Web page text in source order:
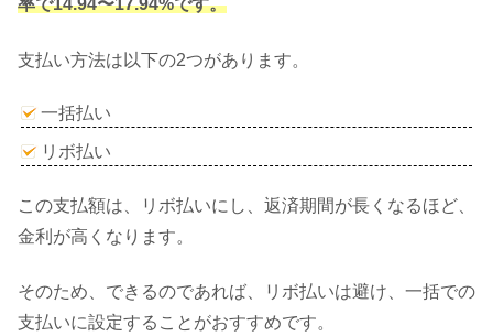
率で14.94〜17.94%です。
支払い方法は以下の2つがあります。
一括払い
リボ払い
この支払額は、リボ払いにし、返済期間が長くなるほど、
金利が高くなります。
そのため、できるのであれば、リボ払いは避け、一括での
支払いに設定することがおすすめです。